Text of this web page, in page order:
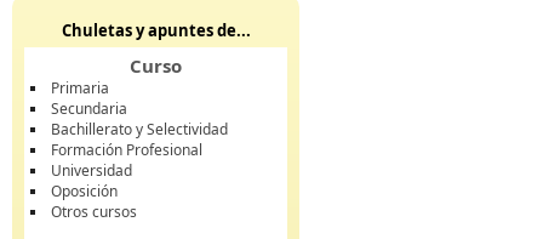
Chuletas y apuntes de...
Curso
Primaria
Secundaria
Bachillerato y Selectividad
Formación Profesional
Universidad
Oposición
Otros cursos